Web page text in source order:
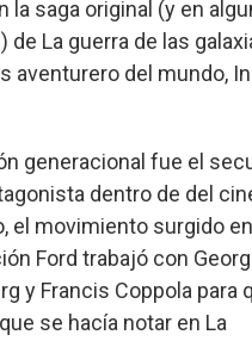
la saga original (y en
La guerra de las
aventurero del mundo,
generacional fue el
dentro de del
el movimiento surgido
Ford trabajó con
y Francis Coppola para
se hacía notar en La